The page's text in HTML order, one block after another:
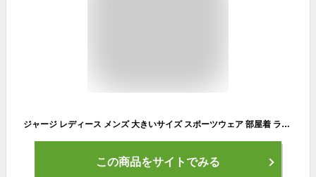
ジャージ レディース メンズ 大きいサイズ スポーツウェア 部屋着 ランニングウェア 青 黒 韓国 カジュアル ルームウェア 韓国 ファッション トップス ライトアウター オシャレ ダンス ジップアップ ジョギング 練習着 運動
この商品をサイトでみる